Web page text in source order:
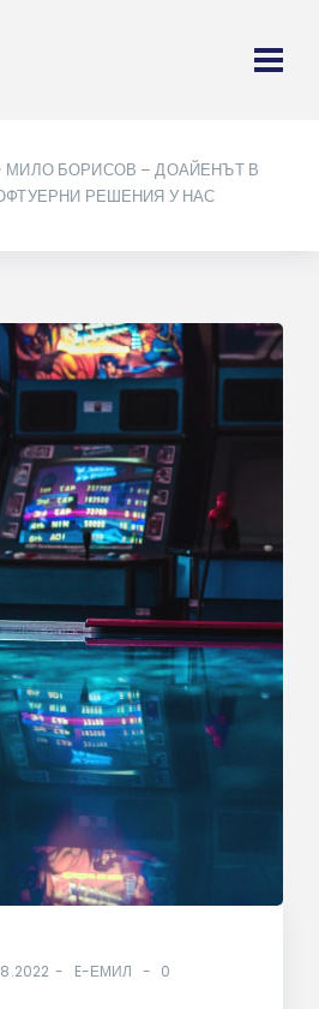
МИЛО БОРИСОВ – ДОАЙЕНЪТ В
РЕШЕНИЯ У НАС
E-ЕМИЛ
0